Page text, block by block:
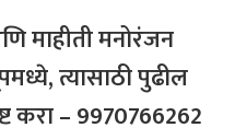
माहीतीमनोरंजन
,त्यासाठीपुढील
करा– 9970766262